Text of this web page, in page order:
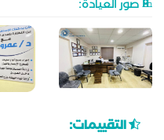
صور العيادة:
التقييمات: